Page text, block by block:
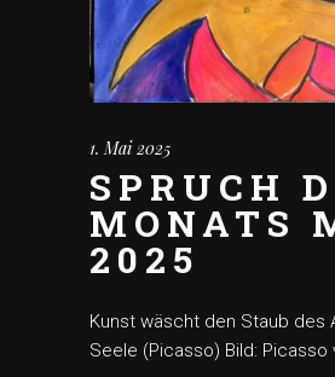
1. Mai 2025
SPRUCH
MONATS
2025
Kunst wäscht den Staub des
Seele (Picasso) Bild: Picasso